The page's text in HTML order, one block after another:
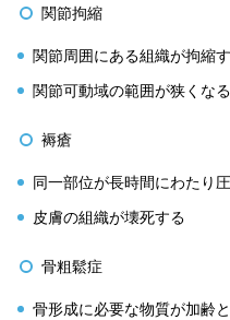
関節拘縮
関節周囲にある組織が拘縮
関節可動域の範囲が狭くなる
褥瘡
同一部位が長時間にわたり
皮膚の組織が壊死する
骨粗鬆症
骨形成に必要な物質が加齢